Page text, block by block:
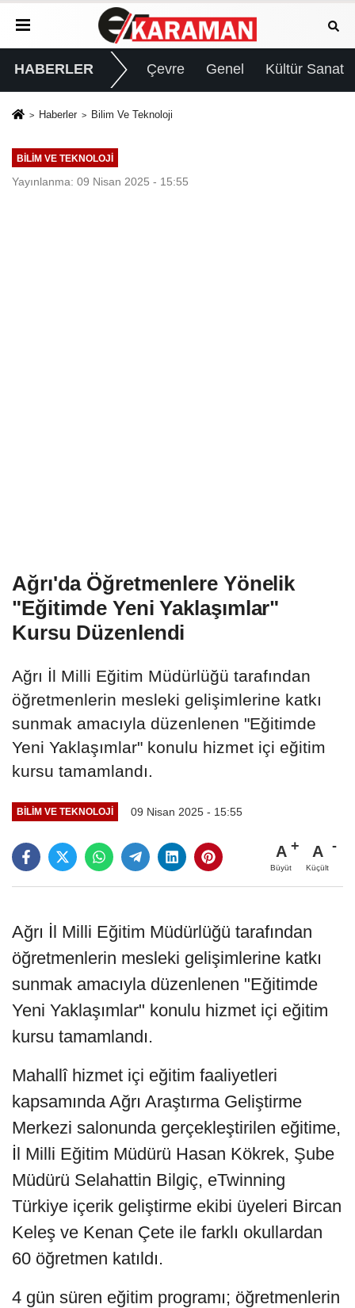
HABERLER Çevre Genel Kültür Sanat
Haberler Bilim Ve Teknoloji
BILIM VE TEKNOLOJI
Yayınlanma: 09 Nisan 2025 - 15:55
Ağrı'da Öğretmenlere Yönelik
"Eğitimde Yeni Yaklaşımlar"
Kursu Düzenlendi
Ağrı İl Milli Eğitim Müdürlüğü tarafından
öğretmenlerin mesleki gelişimlerine katkı
sunmak amacıyla düzenlenen "Eğitimde
Yeni Yaklaşımlar" konulu hizmet içi eğitim
kursu tamamlandı.
BILIM VE TEKNOLOJI 09 Nisan 2025 - 15:55
A
Büyüt
A
Küçült
Ağrı İl Milli Eğitim Müdürlüğü tarafından
öğretmenlerin mesleki gelişimlerine katkı
sunmak amacıyla düzenlenen "Eğitimde
Yeni Yaklaşımlar" konulu hizmet içi eğitim
kursu tamamlandı.
Mahallî hizmet içi eğitim faaliyetleri
kapsamında Ağrı Araştırma Geliştirme
Merkezi salonunda gerçekleştirilen eğitime,
İl Milli Eğitim Müdürü Hasan Kökrek, Şube
Müdürü Selahattin Bilgiç, eTwinning
Türkiye içerik geliştirme ekibi üyeleri Bircan
Keleş ve Kenan Çete ile farklı okullardan
60 öğretmen katıldı.
4 gün süren eğitim programı; öğretmenlerin